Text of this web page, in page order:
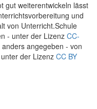
gut weiterentwickeln lässt
und
von Unterricht.Schule
- unter der Lizenz CC-
angegeben - von
der Lizenz CC BY